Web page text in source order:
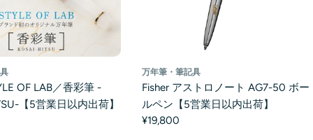
OF LAB／香彩筆 -
【5営業日以内出荷】
万年筆・筆記具
Fisher アストロノート AG7-50 ボー
ルペン【5営業日以内出荷】
¥19,800